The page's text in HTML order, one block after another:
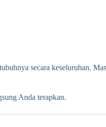
secara keseluruhan.
Anda terapkan.